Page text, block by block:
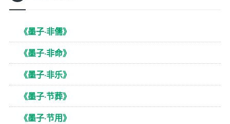
《墨子·非儒》
《墨子·非命》
《墨子·非乐》
《墨子·节葬》
《墨子·节用》